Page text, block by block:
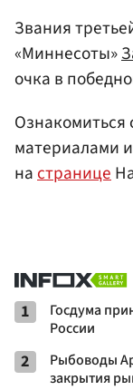
Звания
«Миннесоты»
очка в
Ознакомиться
материалами
на странице
1
Госдума
России
2
Рыбоводы
закрытия